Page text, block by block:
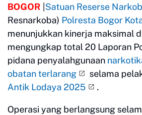
BOGOR |Satuan Reserse
Resnarkoba) Polresta Bogor
menunjukkan kinerja maksimal
mengungkap total 20 Laporan
pidana penyalahgunaan
obatan terlarang
selama
Antik Lodaya 2025
.
Operasi yang berlangsung